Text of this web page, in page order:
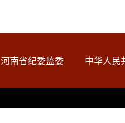
河南省纪委监委 中华人民